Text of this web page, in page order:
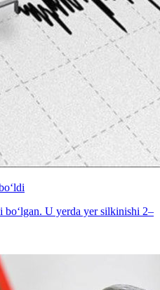
U yerda yer silkinishi 2–